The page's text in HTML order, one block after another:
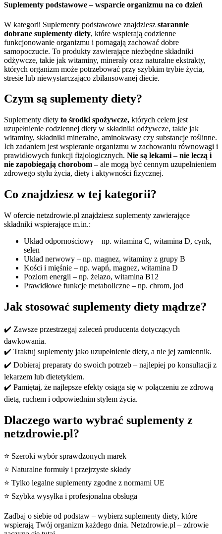
Suplementy podstawowe – wsparcie organizmu na co dzień
W kategorii Suplementy podstawowe znajdziesz starannie
dobrane suplementy diety, które wspierają codzienne
funkcjonowanie organizmu i pomagają zachować dobre
samopoczucie. To produkty zawierające niezbędne składniki
odżywcze, takie jak witaminy, minerały oraz naturalne ekstrakty,
których organizm może potrzebować przy szybkim trybie życia,
stresie lub niewystarczająco zbilansowanej diecie.
Czym są suplementy diety?
Suplementy diety to środki spożywcze, których celem jest
uzupełnienie codziennej diety w składniki odżywcze, takie jak
witaminy, składniki mineralne, aminokwasy czy substancje roślinne.
Ich zadaniem jest wspieranie organizmu w zachowaniu równowagi i
prawidłowych funkcji fizjologicznych. Nie są lekami – nie leczą i
nie zapobiegają chorobom –ale mogą być cennym uzupełnieniem
zdrowego stylu życia, diety i aktywności fizycznej.
Co znajdziesz w tej kategorii?
W ofercie netzdrowie.pl znajdziesz suplementy zawierające
składniki wspierające m.in.:
Układ odpornościowy – np. witamina C, witamina D, cynk,
selen
Układ nerwowy – np. magnez, witaminy z grupy B
Kości i mięśnie – np. wapń, magnez, witamina D
Poziom energii – np. żelazo, witamina B12
Prawidłowe funkcje metaboliczne – np. chrom, jod
Jak stosować suplementy diety mądrze?
✔️ Zawsze przestrzegaj zaleceń producenta dotyczących
dawkowania.
✔️ Traktuj suplementy jako uzupełnienie diety, a nie jej zamiennik.
✔️ Dobieraj preparaty do swoich potrzeb – najlepiej po konsultacji z
lekarzem lub dietetykiem.
✔️ Pamiętaj, że najlepsze efekty osiąga się w połączeniu ze zdrową
dietą, ruchem i odpowiednim stylem życia.
Dlaczego warto wybrać suplementy z
netzdrowie.pl?
⭐ Szeroki wybór sprawdzonych marek
⭐ Naturalne formuły i przejrzyste składy
⭐ Tylko legalne suplementy zgodne z normami UE
⭐ Szybka wysyłka i profesjonalna obsługa
Zadbaj o siebie od podstaw – wybierz suplementy diety, które
wspierają Twój organizm każdego dnia. Netzdrowie.pl – zdrowie